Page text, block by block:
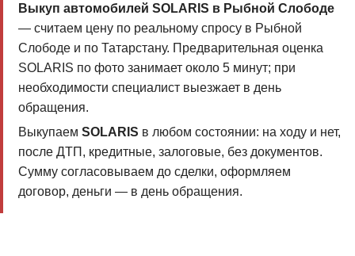
Выкуп автомобилей SOLARIS в Рыбной Слободе
— считаем цену по реальному спросу в Рыбной
Слободе и по Татарстану. Предварительная оценка
SOLARIS по фото занимает около 5 минут; при
необходимости специалист выезжает в день
обращения.
Выкупаем SOLARIS в любом состоянии: на ходу и нет,
после ДТП, кредитные, залоговые, без документов.
Сумму согласовываем до сделки, оформляем
договор, деньги — в день обращения.